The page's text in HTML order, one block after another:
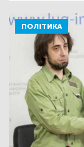
ПОЛІТИКА